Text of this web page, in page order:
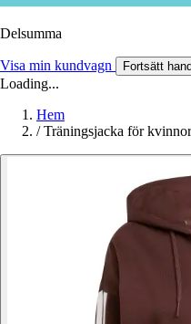
Delsumma
Visa min kundvagn Fortsätt
Loading...
Hem
/ Träningsjacka för